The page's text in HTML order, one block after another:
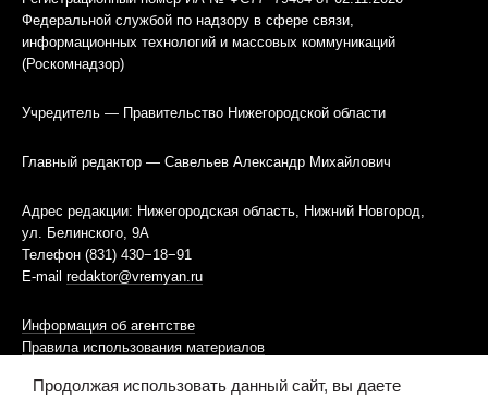
Федеральной службой по надзору в сфере связи,
информационных технологий и массовых коммуникаций
(Роскомнадзор)
Учредитель — Правительство Нижегородской области
Главный редактор — Савельев Александр Михайлович
Адрес редакции: Нижегородская область, Нижний Новгород,
ул. Белинского, 9А
Телефон (831) 430−18−91
E-mail redaktor@vremyan.ru
Информация об агентстве
Правила использования материалов
Продолжая использовать данный сайт, вы даете